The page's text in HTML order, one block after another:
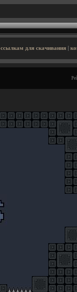
ссылкам для скачивания